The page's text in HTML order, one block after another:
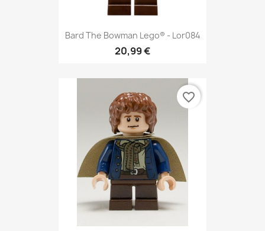
Bard The Bowman Lego® - Lor084
20,99 €
favorite_border